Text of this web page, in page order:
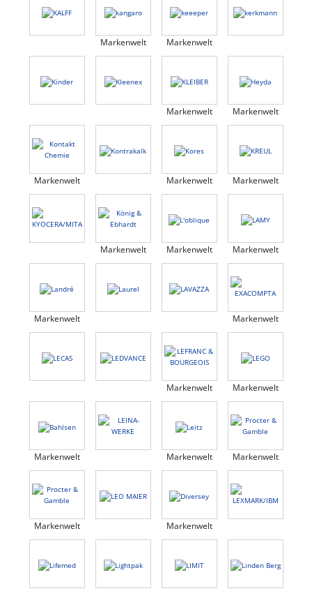
Markenwelt Markenwelt
Markenwelt Markenwelt
Markenwelt Markenwelt Markenwelt
Markenwelt Markenwelt Markenwelt
Markenwelt Markenwelt
Markenwelt Markenwelt
Markenwelt Markenwelt Markenwelt
Markenwelt Markenwelt